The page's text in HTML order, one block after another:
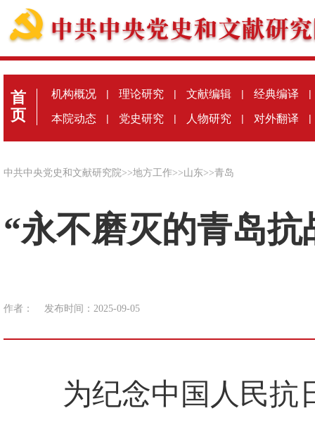
首
页
机构概况 | 理论研究 | 文献编辑 | 经典编译 |
本院动态 | 党史研究 | 人物研究 | 对外翻译 |
中共中央党史和文献研究院>>地方工作>>山东>>青岛
“永不磨灭的青岛
作者： 发布时间：2025-09-05
为纪念中国人民抗